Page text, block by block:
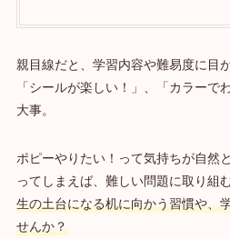
親目線だと、学習内容や難易度に目
「シールが楽しい！」、「カラーで
大事。
ポピーやりたい！って気持ちが自然
ってしまえば、難しい問題に取り組
生の土台になる机に向かう習慣や、
せんか？